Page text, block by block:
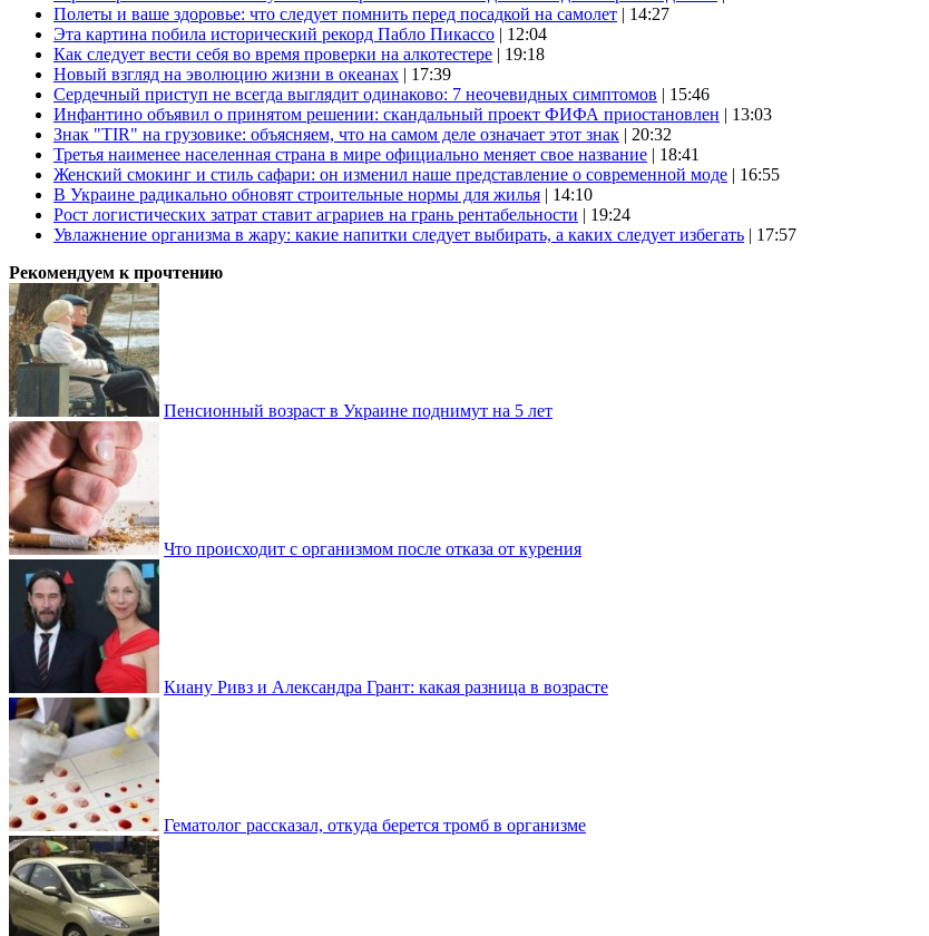
Полеты и ваше здоровье: что следует помнить перед посадкой на самолет | 14:27
Эта картина побила исторический рекорд Пабло Пикассо | 12:04
Как следует вести себя во время проверки на алкотестере | 19:18
Новый взгляд на эволюцию жизни в океанах | 17:39
Сердечный приступ не всегда выглядит одинаково: 7 неочевидных симптомов | 15:46
Инфантино объявил о принятом решении: скандальный проект ФИФА приостановлен | 13:03
Знак "TIR" на грузовике: объясняем, что на самом деле означает этот знак | 20:32
Третья наименее населенная страна в мире официально меняет свое название | 18:41
Женский смокинг и стиль сафари: он изменил наше представление о современной моде | 16:55
В Украине радикально обновят строительные нормы для жилья | 14:10
Рост логистических затрат ставит аграриев на грань рентабельности | 19:24
Увлажнение организма в жару: какие напитки следует выбирать, а каких следует избегать | 17:57
Рекомендуем к прочтению
Пенсионный возраст в Украине поднимут на 5 лет
Что происходит с организмом после отказа от курения
Киану Ривз и Александра Грант: какая разница в возрасте
Гематолог рассказал, откуда берется тромб в организме